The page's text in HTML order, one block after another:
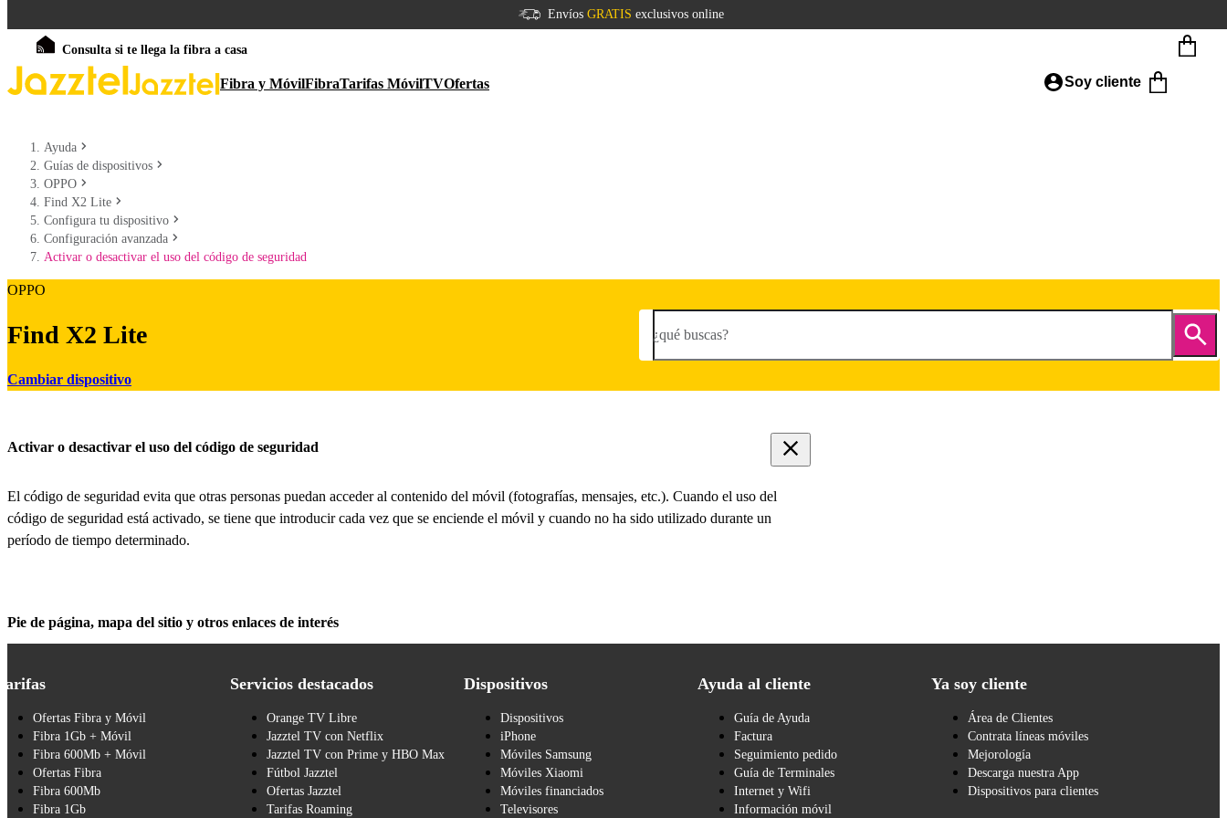
Envíos GRATIS exclusivos online
Consulta si te llega la fibra a casa
Fibra y MóvilFibraTarifas MóvilTVOfertas Soy cliente
Ayuda
Guías de dispositivos
OPPO
Find X2 Lite
Configura tu dispositivo
Configuración avanzada
Activar o desactivar el uso del código de seguridad
OPPO
Find X2 Lite
Cambiar dispositivo
¿qué buscas?
Activar o desactivar el uso del código de seguridad
El código de seguridad evita que otras personas puedan acceder al contenido del móvil (fotografías, mensajes, etc.). Cuando el uso del
código de seguridad está activado, se tiene que introducir cada vez que se enciende el móvil y cuando no ha sido utilizado durante un
período de tiempo determinado.
Pie de página, mapa del sitio y otros enlaces de interés
Ofertas Fibra y Móvil
Fibra 1Gb + Móvil
Fibra 600Mb + Móvil
Ofertas Fibra
Fibra 600Mb
Fibra 1Gb
Servicios destacados
Orange TV Libre
Jazztel TV con Netflix
Jazztel TV con Prime y HBO Max
Fútbol Jazztel
Ofertas Jazztel
Tarifas Roaming
Dispositivos
Dispositivos
iPhone
Móviles Samsung
Móviles Xiaomi
Móviles financiados
Televisores
Ayuda al cliente
Guía de Ayuda
Factura
Seguimiento pedido
Guía de Terminales
Internet y Wifi
Información móvil
Ya soy cliente
Área de Clientes
Contrata líneas móviles
Mejorología
Descarga nuestra App
Dispositivos para clientes